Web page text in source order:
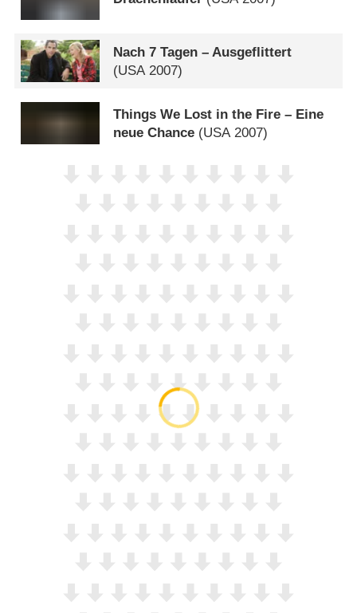
Nach 7 Tagen – Ausgeflittert
(USA 2007)
Things We Lost in the Fire – Eine
neue Chance (USA 2007)